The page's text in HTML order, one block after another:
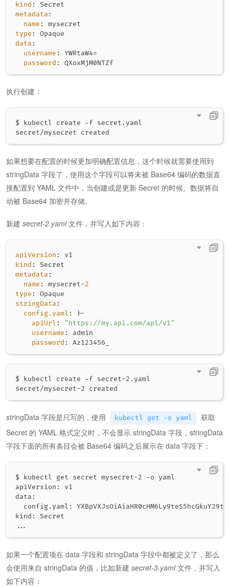
kind :
metadata :
name :
type :
data :
username :
YWRtaW4=
password :
执行创建：
$ kubectl create -f secret.yaml
如果想要在配置的时候更加明确配置信息，这个时候就需要使用到
stringData 字段了，使用这个字段可以将未被 Base64 编码的数据直
接配置到 YAML 文件中，当创建或是更新 Secret 的时候、数据将自
动被 Base64 加密并存储。
新建 secret-2.yaml文件，并写入如下内容：
apiVersion :
kind :
metadata :
name : mysecret-2
type :
stringData :
config.yaml : |-
apiUrl :
"https://my.api.com/api/v1"
username :
admin
password :
$ kubectl create -f secret-2.yaml
secret/mysecret-
stringData 字段是只写的，使用 kubectl get -o yaml
获取
Secret 的 YAML 格式定义时，不会显示 stringData 字段，stringData
字段下面的所有条目会被 Base64 编码之后展示在 data 字段下：
$ kubectl get secret mysecret-2 -o yaml
apiVersion: v1
data:
config.yaml:
..
如果一个配置项在 data 字段和 stringData 字段中都被定义了，那么
会使用来自 stringData 的值，比如新建 secret-3.yaml文件，并写入
如下内容：